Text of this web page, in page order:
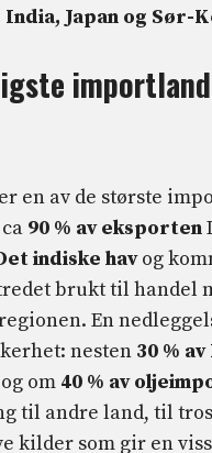
India, Japan og Sør-
er en av de største
90 % av eksporten
indiske havog
brukt til handel
En
nesten 30 %
og om 40 % av
til andre land, til
kilder som gir en